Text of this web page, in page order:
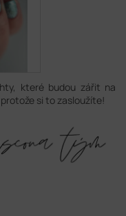
které budou zářit na
si to zasloužíte!